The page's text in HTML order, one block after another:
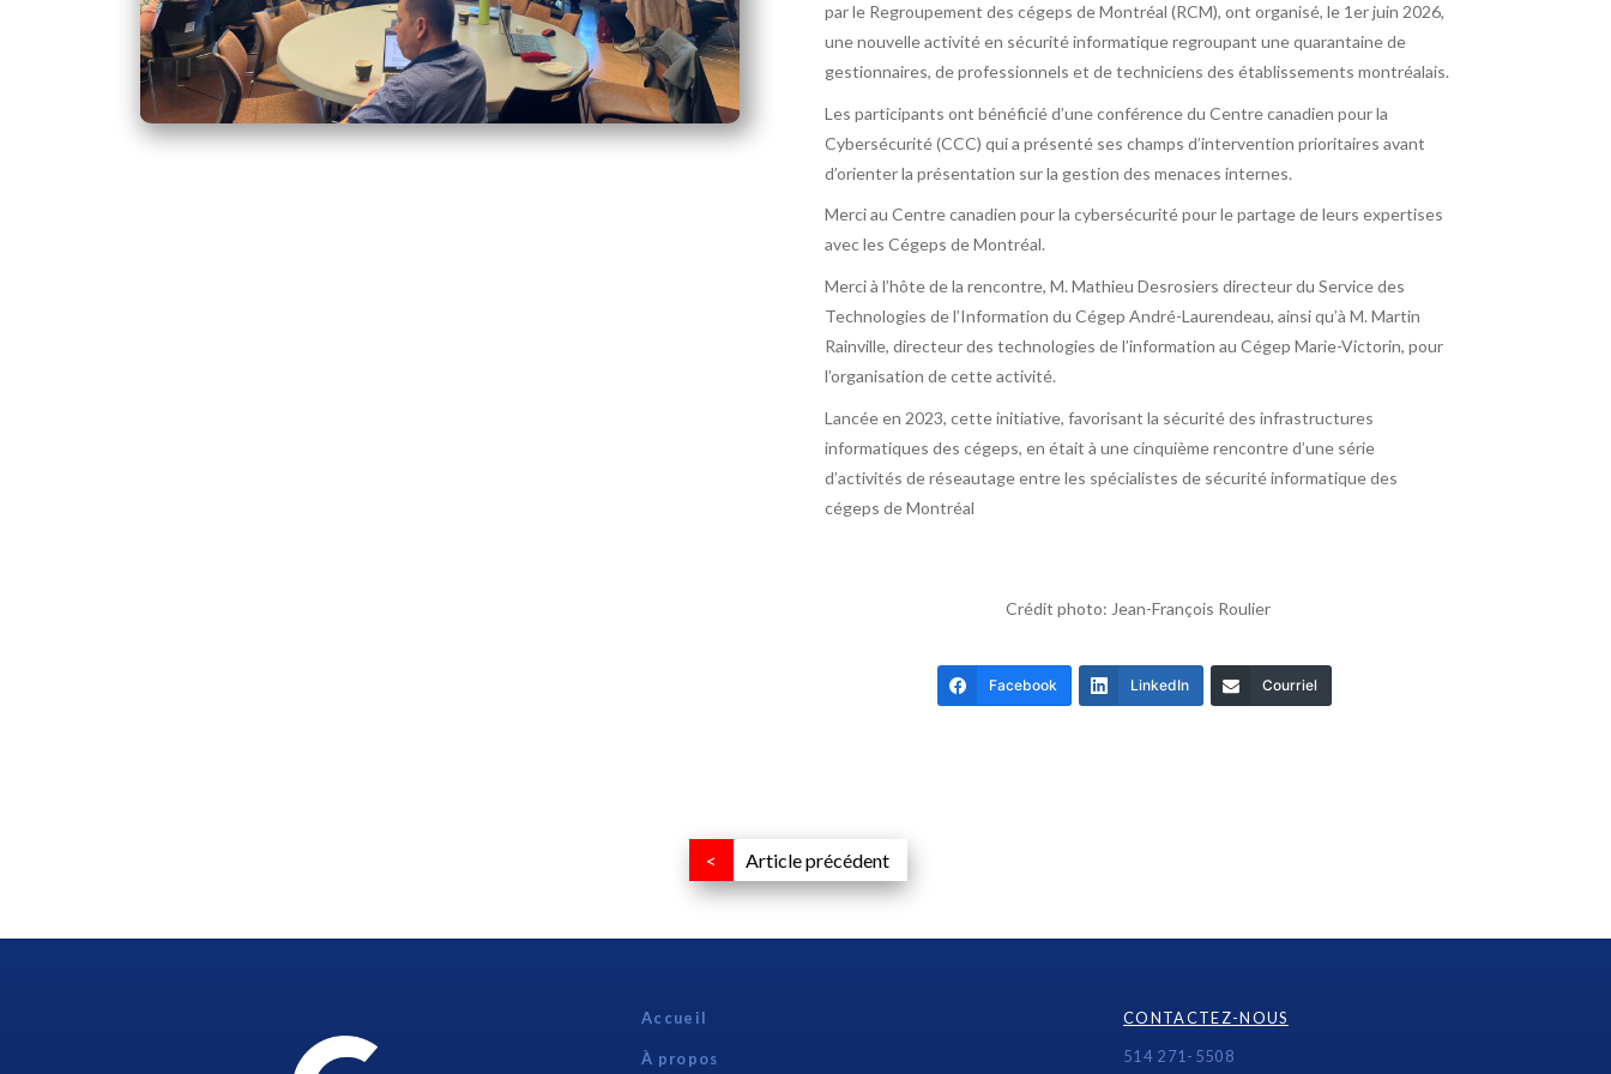
par le Regroupement des cégeps de Montréal (RCM), ont organisé, le 1erjuin 2026,
une nouvelle activité en sécurité informatique regroupant une quarantaine de
gestionnaires, de professionnels et de techniciens des établissements montréalais.
Les participants ont bénéficié d’une conférence du Centre canadien pour la
Cybersécurité (CCC) qui a présenté ses champs d’intervention prioritaires avant
d’orienter la présentation sur la gestion des menaces internes.
Merci au Centre canadien pour la cybersécurité pour le partage de leurs expertises
avec les Cégeps de Montréal.
Merci à l’hôte de la rencontre, M. Mathieu Desrosiers directeur du Service des
Technologies de l’Information du Cégep André-Laurendeau, ainsi qu’à M. Martin
Rainville, directeur des technologies de l’information au Cégep Marie-Victorin, pour
l’organisation de cette activité.
Lancée en 2023, cette initiative, favorisant la sécurité des infrastructures
informatiques des cégeps, en était à une cinquième rencontre d’une série
d’activités de réseautage entre les spécialistes de sécurité informatique des
cégeps de Montréal
Crédit photo: Jean-François Roulier
Facebook LinkedIn Courriel
Article précédent
Accueil
À propos
CONTACTEZ-NOUS
514 271-5508